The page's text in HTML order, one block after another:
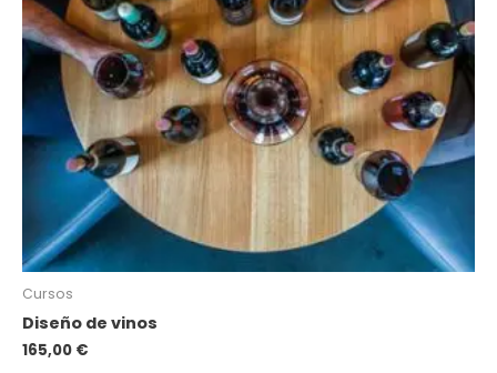
Cursos
Diseño de vinos
165,00 €